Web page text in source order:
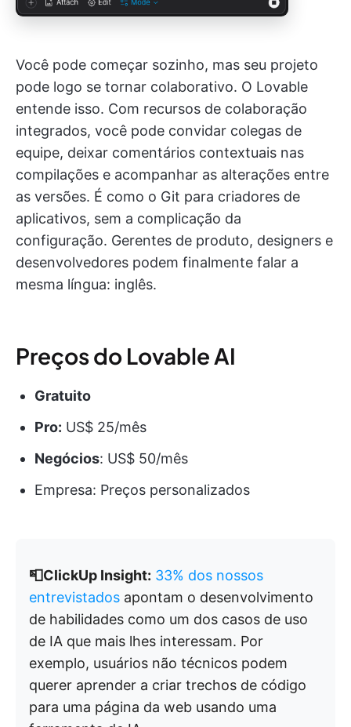
Você pode começar sozinho, mas seu projeto
pode logo se tornar colaborativo. O Lovable
entende isso. Com recursos de colaboração
integrados, você pode convidar colegas de
equipe, deixar comentários contextuais nas
compilações e acompanhar as alterações entre
as versões. É como o Git para criadores de
aplicativos, sem a complicação da
configuração. Gerentes de produto, designers e
desenvolvedores podem finalmente falar a
mesma língua: inglês.
Preços do Lovable AI
Gratuito
Pro: US$ 25/mês
Negócios: US$ 50/mês
Empresa: Preços personalizados
📮ClickUp Insight: 33% dos nossos
entrevistados apontam o desenvolvimento
de habilidades como um dos casos de uso
de IA que mais lhes interessam. Por
exemplo, usuários não técnicos podem
querer aprender a criar trechos de código
para uma página da web usando uma